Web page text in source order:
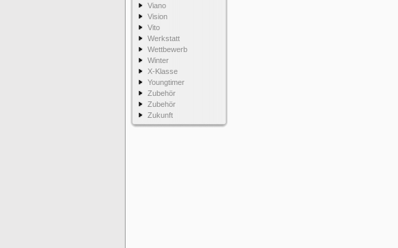
Viano
Vision
Vito
Werkstatt
Wettbewerb
Winter
X-Klasse
Youngtimer
Zubehör
Zubehör
Zukunft